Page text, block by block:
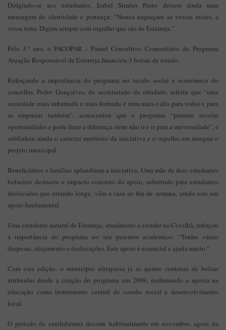
Dirigindo-se aos estudantes, Isabel Simões Pinto deixou ainda uma
mensagem de identidade e pertença: “Nunca esqueçam as vossas raízes, a
vossa terra. Digam sempre com orgulho que são de Estarreja.”
Pelo 3.º ano, o PACOPAR - Painel Consultivo Comunitário do Programa
Atuação Responsável de Estarreja financiou 3 bolsas de estudo.
Reforçando a importância do programa no tecido social e económico do
concelho, Pedro Gonçalves, do secretariado da entidade, referiu que “uma
sociedade mais informada e mais formada é uma mais-valia para todos e para
as empresas também”, acrescentou que o programa “permite nivelar
oportunidades e pode fazer a diferença entre não ir e ir para a universidade”, e
sublinhou ainda o carácter meritório da iniciativa e o orgulho em integrar o
projeto municipal.
Beneficiários e famílias aplaudiram a iniciativa. Uma mãe de dois estudantes
bolseiros destacou o impacto concreto do apoio, sobretudo para estudantes
deslocados que estando longe, vêm a casa ao fim de semana, sendo este um
apoio fundamental.
Uma estudante natural de Estarreja, atualmente a estudar na Covilhã, reforçou
a importância do programa no seu percurso académico: “Tenho várias
despesas, alojamento e deslocações. Este apoio é essencial e ajuda muito.”
Com esta edição, o município ultrapassa já as quatro centenas de bolsas
atribuídas desde a criação do programa em 2009, reafirmando a aposta na
educação como instrumento central de coesão social e desenvolvimento
local.
O período de candidaturas decorre habitualmente em novembro, agora na